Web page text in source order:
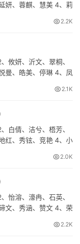
妍、蓉麒、慧美 4、莉
2.2K
攸妍、沂文、翠桐、
曼、皓美、停琳 4、凤
2.1K
白倩、洁兮、梧芳、
红、秀铉、竞艳 4、小
2.0K
怡溶、濠冉、石英、
文、秀涵、赞文 4、荣
2.2K